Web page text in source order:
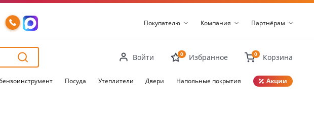
Покупателю Компания Партнёрам
Войти 0 Избранное 0 Корзина
Посуда Утеплители Двери Напольные покрытия Акции